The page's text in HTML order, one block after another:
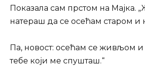
Показала сам прстом на Мајка.
натераш да се осећам старом
Па, новост: осећам се живљом и
тебе који ме спушташ.“